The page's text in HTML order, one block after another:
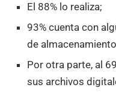
El 88% lo realiza;
93% cuenta con
de
Por otra parte, al
sus archivos